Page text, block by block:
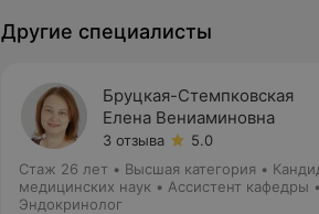
Другие специалисты
Бруцкая-Стемпковская
Елена Вениаминовна
3 отзыва
5.0
Стаж 26 лет • Высшая категория •
медицинских наук • Ассистент кафедры •
Доцент
Эндокринолог